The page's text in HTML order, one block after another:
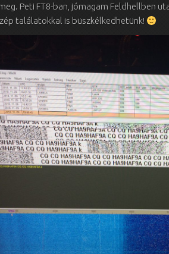
Peti FT8-ban, jómagam Feldhellben
találatokkal is büszkélkedhetünk!